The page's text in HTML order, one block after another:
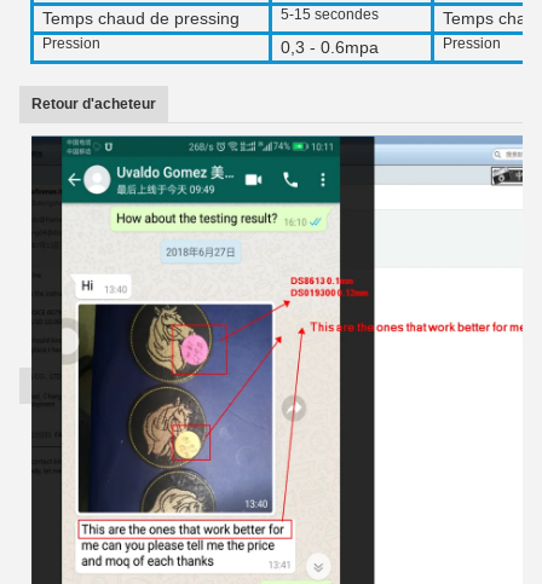
Temps chaud de pressing
5-15 secondes Temps
Pression 0,3 - 0.6mpa Pression
Retour d'acheteur